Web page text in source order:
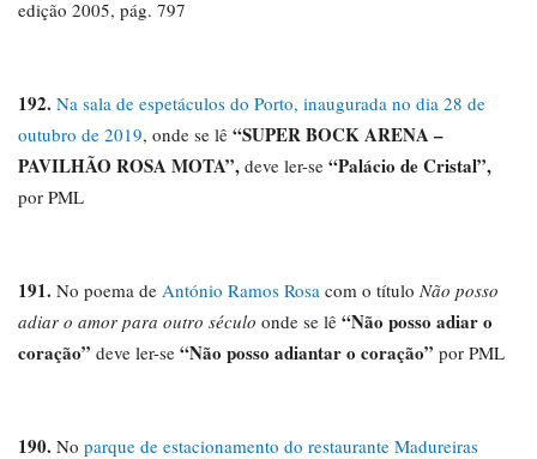
edição 2005, pág. 797
192. Na sala de espetáculos do Porto, inaugurada no dia 28 de
outubro de 2019, onde se lê “SUPER BOCK ARENA –
PAVILHÃO ROSA MOTA”, deve ler-se “Palácio de Cristal”,
por PML
191. No poema de António Ramos Rosa com o título Não posso
adiar o amor para outro século onde se lê “Não posso adiar o
coração” deve ler-se “Não posso adiantar o coração” por PML
190. No parque de estacionamento do restaurante Madureiras